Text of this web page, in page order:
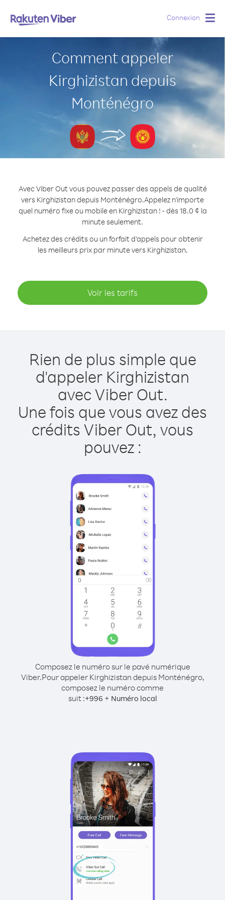
Connexion
Comment appeler
Kirghizistan depuis
Monténégro
Avec Viber Out vous pouvez passer des appels de qualité
vers Kirghizistan depuis Monténégro.Appelez n'importe
quel numéro fixe ou mobile en Kirghizistan ! - dès 18.0 ¢ la
minute seulement.
Achetez des crédits ou un forfait d’appels pour obtenir
les meilleurs prix par minute vers Kirghizistan.
Voir les tarifs
Rien de plus simple que
d'appeler Kirghizistan
avec Viber Out.
Une fois que vous avez des
crédits Viber Out, vous
pouvez :
Composez le numéro sur le pavé numérique
Viber.Pour appeler Kirghizistan depuis Monténégro,
composez le numéro comme
suit :+996 + Numéro local